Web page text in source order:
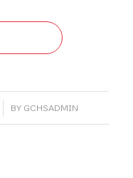
BY GCHSADMIN